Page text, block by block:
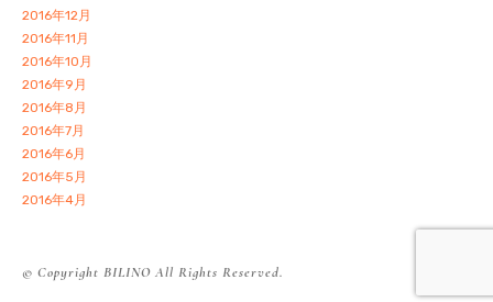
2016年12月
2016年11月
2016年10月
2016年9月
2016年8月
2016年7月
2016年6月
2016年5月
2016年4月
© Copyright BILINO All Rights Reserved.